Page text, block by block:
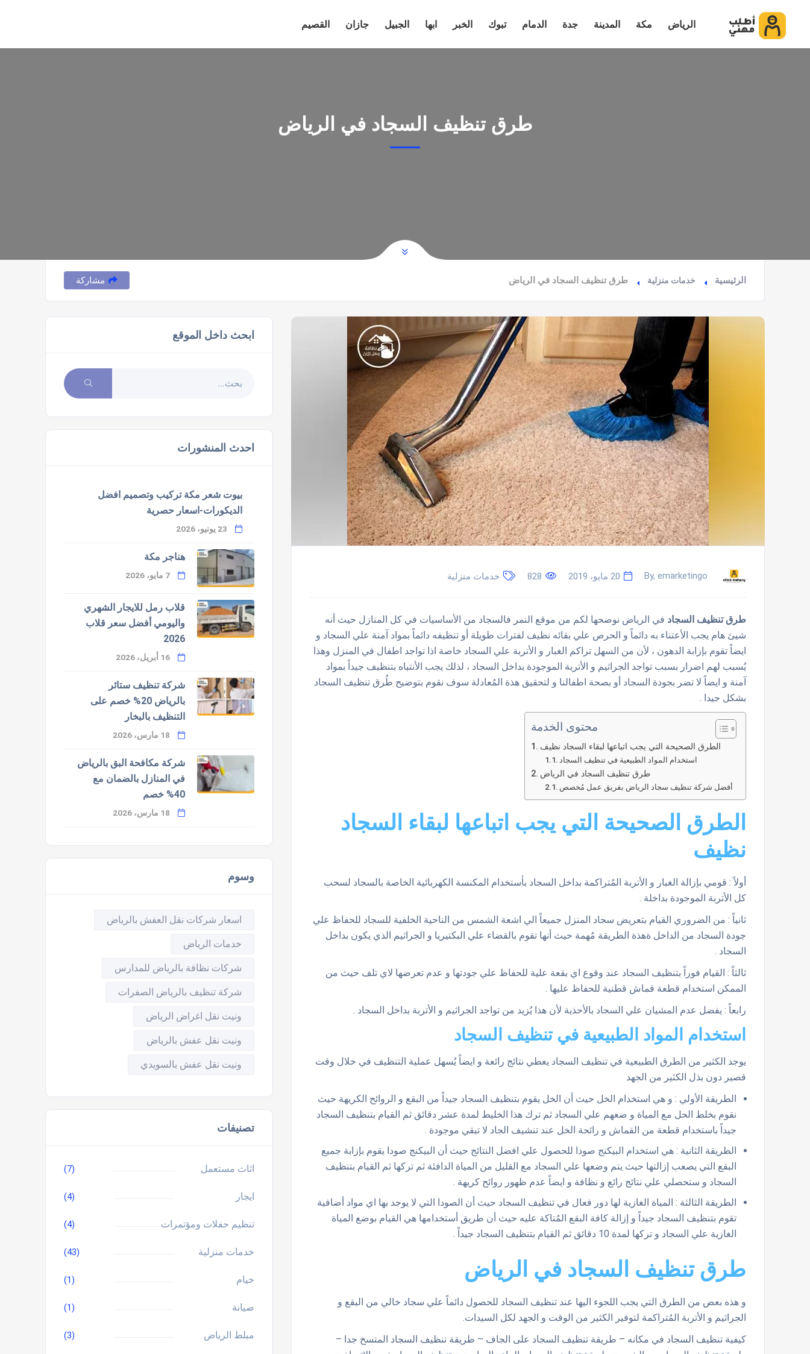
الرياض مكة المدينة جدة الدمام تبوك الخبر ابها الجبيل جازان القصيم
طرق تنظيف السجاد في الرياض
الرئيسية خدمات منزلية طرق تنظيف السجاد في الرياض مشاركة
By, emarketingo 20 مايو، 2019 828 خدمات منزلية
طرق تنظيف السجاد في الرياض نوضحها لكم من موقع النمر فالسجاد من الأساسيات في كل المنازل حيث أنه
شيئ هام يجب الأعتناء به دائماً و الحرص علي بقائه نظيف لفترات طويلة أو تنظيفه دائماً بمواد آمنة علي السجاد و
ايضاً تقوم بإزابة الدهون ، لأن من السهل تراكم الغبار و الأتربة علي السجاد خاصة اذا تواجد اطفال في المنزل وهذا
يُسبب لهم اضرار بسبب تواجد الجراثيم و الأتربة الموجودة بداخل السجاد ، لذلك يجب الأنتباه بتنظيف جيداً بمواد
آمنة و ايضاً لا تضر بجودة السجاد أو بصحة اطفالنا و لتحقيق هذة المُعادلة سوف نقوم بتوضيح طُرق تنظيف السجاد
بشكل جيدا .
محتوى الخدمة
الطرق الصحيحة التي يجب اتباعها لبقاء السجاد نظيف
استخدام المواد الطبيعية في تنظيف السجاد
طرق تنظيف السجاد في الرياض
أفضل شركة تنظيف سجاد الرياض بفريق عمل مُخصص
الطرق الصحيحة التي يجب اتباعها لبقاء السجاد
نظيف
أولاً : قومي بإزالة الغبار و الأتربة المُتراكمة بداخل السجاد بأستخدام المكنسة الكهربائية الخاصة بالسجاد لسحب
كل الأتربة الموجودة بداخلة .
ثانياً : من الضروري القيام بتعريض سجاد المنزل جميعاً الي اشعة الشمس من الناحية الخلفية للسجاد للحفاظ علي
جودة السجاد من الداخل ةهذة الطريقة مُهمة حيث أنها تقوم بالقضاء علي البكتيريا و الجراثيم الذي يكون بداخل
السجاد .
ثالثاً : القيام فوراً بتنظيف السجاد عند وقوع اي بقعة علية للحفاظ علي جودتها و عدم تعرضها لاي تلف حيث من
الممكن استخدام قطعة قماش قطنية للحفاظ عليها .
رابعاً : يفضل عدم المشيان علي السجاد بالأحذية لأن هذا يُزيد من تواجد الجراثيم و الأتربة بداخل السجاد .
استخدام المواد الطبيعية في تنظيف السجاد
يوجد الكثير من الطرق الطبيعية في تنظيف السجاد يعطي نتائج رائعة و ايضاً يُسهل عملية التنظيف في خلال وقت
قصير دون بذل الكثير من الجهد
الطريقة الأولي : و هي استخدام الخل حيث أن الخل يقوم بتنظيف السجاد جيداً من البقع و الروائح الكريهة حيث
نقوم بخلط الحل مع المياة و ضعهم علي السجاد ثم ترك هذا الخليط لمدة عشر دقائق ثم القيام بتنظيف السجاد
جيداً باستخدام قطعة من القماش و رائحة الخل عند تنشيف الجاد لا تبقي موجودة .
الطريقة الثانية : هي استخدام البيكنج صودا للحصول علي افضل النتائج حيث أن البيكنج صودا يقوم بإزابة جميع
البقع التي يصعب إزالتها حيث يتم وضعها علي السجاد مع القليل من المياة الدافئة ثم تركها ثم القيام بتنظيف
السجاد و ستحصلي علي نتائج رائع و نظافة و ايضاً عدم ظهور روائح كريهة .
الطريقة الثالثة : المياة الغازية لها دور فعال في تنظيف السجاد حيث أن الصودا التي لا يوجد بها اي مواد أضافية
تقوم بتنظيف السجاد جيداً و إزالة كافة البقع المُتاكة عليه حيث أن طريق أستخدامها هي القيام بوضع المياة
الغازية علي السجاد و تركها لمدة 10 دقائق ثم القيام بتنظيف السجاد جيداً .
طرق تنظيف السجاد في الرياض
و هذه بعض من الطرق التي يجب اللجوء اليها عند تنظيف السجاد للحصول دائماً علي سجاد خالي من البقع و
الجراثيم و الأتربة المُتراكمة لتوفير الكثير من الوقت و الجهد لكل السيدات.
كيفية تنظيف السجاد في مكانه – طريقة تنظيف السجاد على الجاف – طريقة تنظيف السجاد المتسخ جدا –
ابحث داخل الموقع
احدث المنشورات
بيوت شعر مكة تركيب وتصميم افضل
الديكورات-اسعار حصرية
هناجر مكة
قلاب رمل للايجار الشهري
واليومي أفضل سعر قلاب
2026
شركة تنظيف ستائر
بالرياض 20% خصم على
التنظيف بالبخار
شركة مكافحة البق بالرياض
في المنازل بالضمان مع
40% خصم
وسوم
اسعار شركات نقل العفش بالرياض
خدمات الرياض
شركات نظافة بالرياض للمدارس
شركة تنظيف بالرياض الصفرات
ونيت نقل اغراض الرياض
ونيت نقل عفش بالرياض
ونيت نقل عفش بالسويدي
تصنيفات
اثاث مستعمل (7)
ايجار (4)
تنظيم حفلات ومؤتمرات (4)
خدمات منزلية (43)
خيام (1)
صيانة (1)
مبلط الرياض (3)